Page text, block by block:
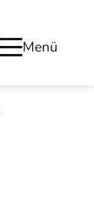
Menü